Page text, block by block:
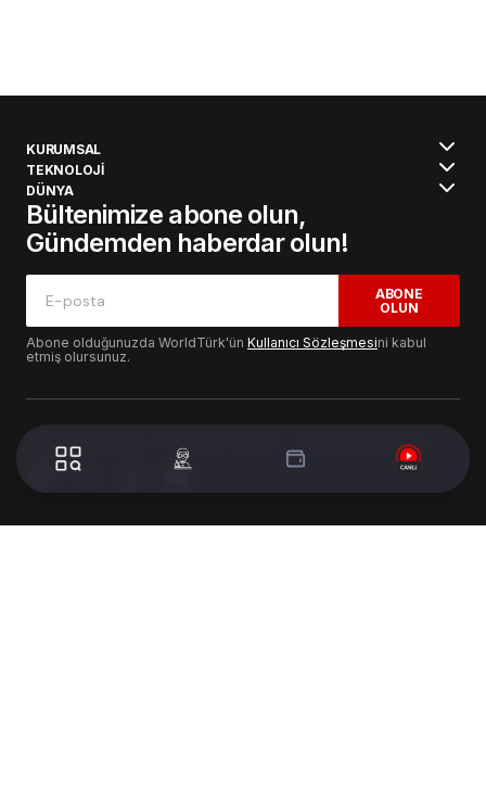
KURUMSAL
TEKNOLOJİ
DÜNYA
Bültenimize abone olun,
Gündemden haberdar olun!
ABONE
OLUN
Abone olduğunuzda WorldTürk'ün Kullanıcı Sözleşmesini kabul
etmiş olursunuz.
© 2024 WorldTurk. Tüm Hakları Saklıdır. - Tasarım & Geliştirme :
Volion's